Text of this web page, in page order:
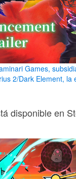
Games,
2/Dark Element, la
disponible en